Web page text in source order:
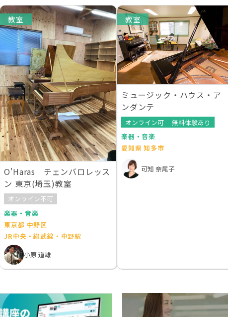
教室
O'Haras チェンバロレッス
ン 東京(埼玉)教室
オンライン不可
楽器・音楽
東京都 中野区
JR中央・総武線・中野駅
小原 道雄
教室
ミュージック・ハウス・ア
ンダンテ
オンライン可
無料体験あり
楽器・音楽
愛知県 知多市
可知 奈尾子